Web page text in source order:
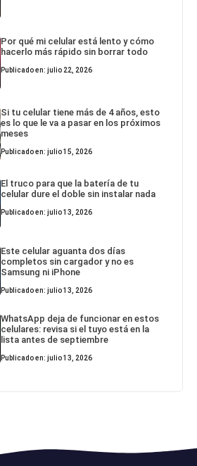
Por qué mi celular está lento y cómo
hacerlo más rápido sin borrar todo
Publicado en: julio 22, 2026
Si tu celular tiene más de 4 años, esto
es lo que le va a pasar en los próximos
meses
Publicado en: julio 15, 2026
El truco para que la batería de tu
celular dure el doble sin instalar nada
Publicado en: julio 13, 2026
Este celular aguanta dos días
completos sin cargador y no es
Samsung ni iPhone
Publicado en: julio 13, 2026
WhatsApp deja de funcionar en estos
celulares: revisa si el tuyo está en la
lista antes de septiembre
Publicado en: julio 13, 2026